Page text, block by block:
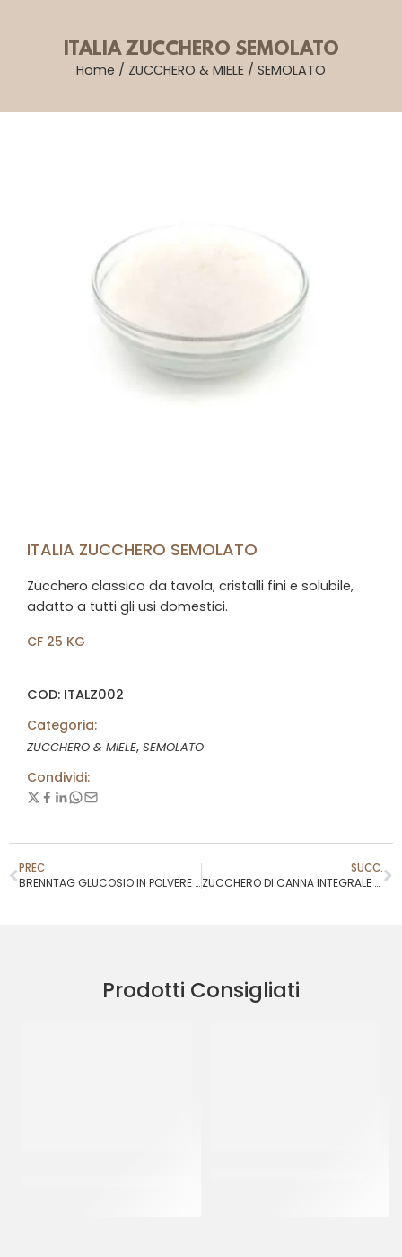
ITALIA ZUCCHERO SEMOLATO
Home / ZUCCHERO & MIELE / SEMOLATO
ITALIA ZUCCHERO SEMOLATO
Zucchero classico da tavola, cristalli fini e solubile,
adatto a tutti gli usi domestici.
CF 25 KG
COD: ITALZ002
Categoria:
ZUCCHERO & MIELE, SEMOLATO
Condividi:
PREC
BRENNTAG GLUCOSIO IN POLVERE 30 DE
SUCC.
ZUCCHERO DI CANNA INTEGRALE MAURITIUS
Prodotti Consigliati